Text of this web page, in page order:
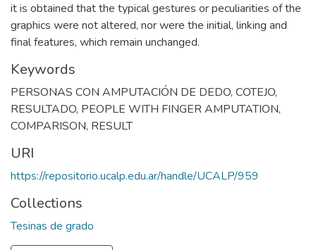
it is obtained that the typical gestures or peculiarities of the
graphics were not altered, nor were the initial, linking and
final features, which remain unchanged.
Keywords
PERSONAS CON AMPUTACIÓN DE DEDO, COTEJO,
RESULTADO, PEOPLE WITH FINGER AMPUTATION,
COMPARISON, RESULT
URI
https://repositorio.ucalp.edu.ar/handle/UCALP/959
Collections
Tesinas de grado